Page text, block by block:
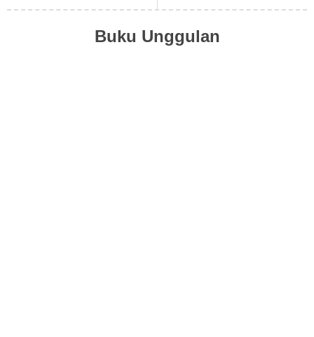
Buku Unggulan